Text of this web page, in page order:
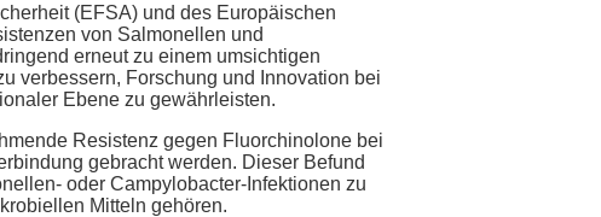
(EFSA) und des Europäischen
von Salmonellen und
erneut zu einem umsichtigen
verbessern, Forschung und Innovation bei
Ebene zu gewährleisten.
Resistenz gegen Fluorchinolone bei
gebracht werden. Dieser Befund
oder Campylobacter-Infektionen zu
Mitteln gehören.